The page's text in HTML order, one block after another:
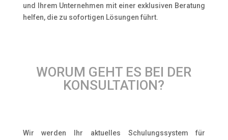
und Ihrem Unternehmen mit einer exklusiven Beratung
helfen, die zu sofortigen Lösungen führt.
WORUM GEHT ES BEI DER
KONSULTATION?
Wir werden Ihr aktuelles Schulungssystem für